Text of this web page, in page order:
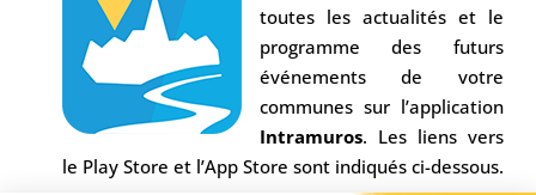
toutes les actualités et le
programme des futurs
événements de votre
communes sur l’application
Intramuros. Les liens vers
le Play Store et l’App Store sont indiqués ci-dessous.